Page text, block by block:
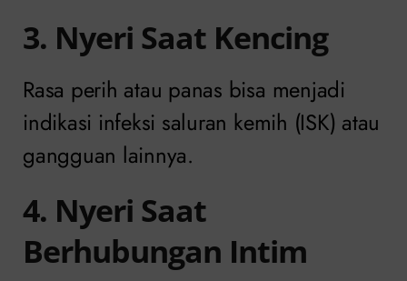
3. Nyeri Saat Kencing
Rasa perih atau panas bisa menjadi
indikasi infeksi saluran kemih (ISK) atau
gangguan lainnya.
4. Nyeri Saat
Berhubungan Intim